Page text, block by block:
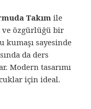
Takım ile
ve özgürlüğü bir
kumaşı sayesinde
da ders
Modern tasarımı
için ideal.